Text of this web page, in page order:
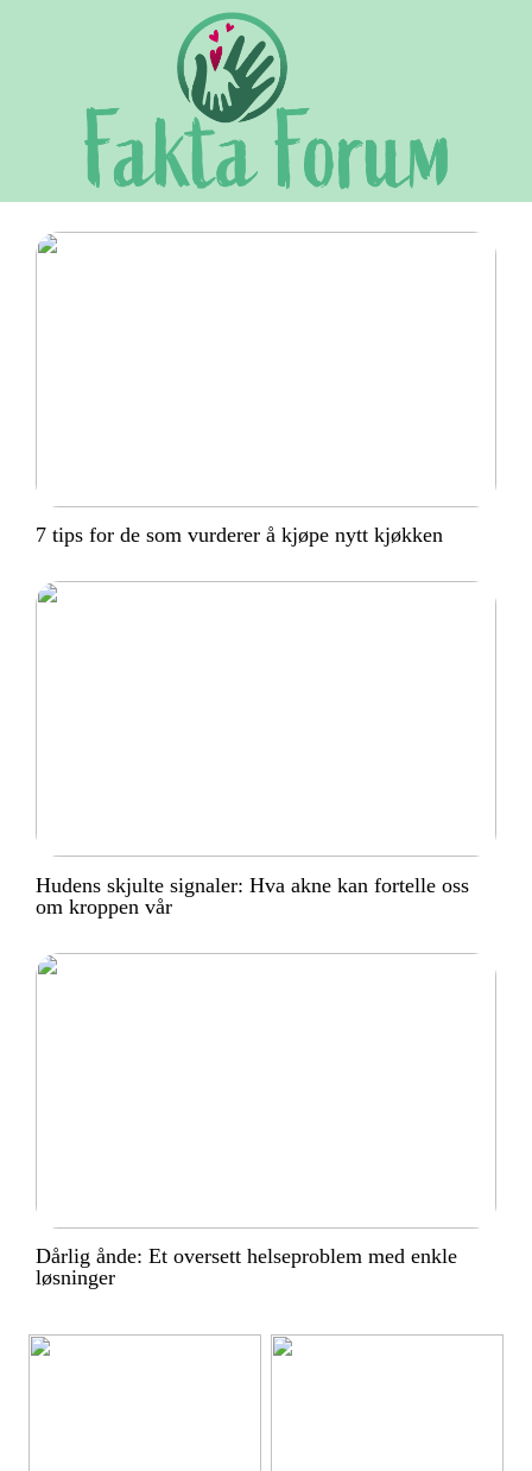
7 tips for de som vurderer å kjøpe nytt kjøkken
Hudens skjulte signaler: Hva akne kan fortelle oss
om kroppen vår
Dårlig ånde: Et oversett helseproblem med enkle
løsninger